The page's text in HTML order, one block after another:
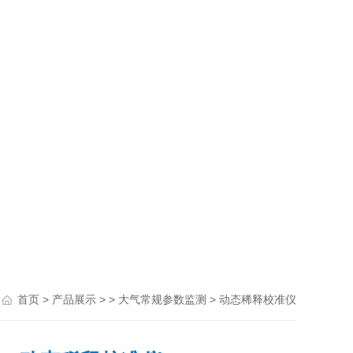
首页 > 产品展示 > > 大气常规参数监测 > 动态稀释校准仪